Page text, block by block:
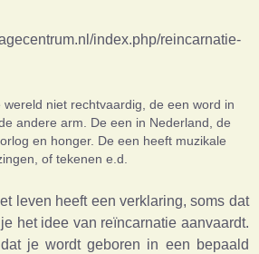
index.php/reincarnatie-
niet rechtvaardig, de een word in
andere arm. De een in Nederland, de
en honger. De een heeft muzikale
of tekenen e.d.
leven heeft een verklaring, soms dat
het idee van reïncarnatie aanvaardt.
je wordt geboren in een bepaald